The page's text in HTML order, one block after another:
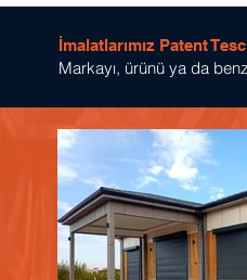
İmalatlarımız Patent
Markayı, ürünü ya da